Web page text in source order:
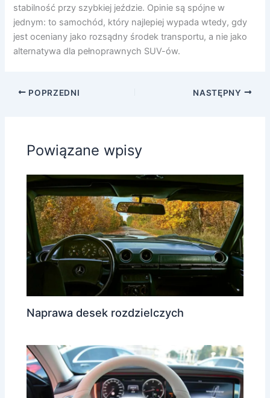
stabilność przy szybkiej jeździe. Opinie są spójne w
jednym: to samochód, który najlepiej wypada wtedy, gdy
jest oceniany jako rozsądny środek transportu, a nie jako
alternatywa dla pełnoprawnych SUV-ów.
POPRZEDNI NASTĘPNY
Powiązane wpisy
Naprawa desek rozdzielczych